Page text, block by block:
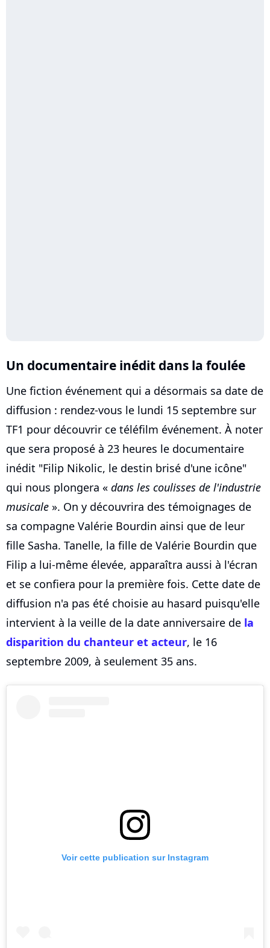
Un documentaire inédit dans la foulée
Une fiction événement qui a désormais sa date de
diffusion : rendez-vous le lundi 15 septembre sur
TF1 pour découvrir ce téléfilm événement. À noter
que sera proposé à 23 heures le documentaire
inédit "Filip Nikolic, le destin brisé d'une icône"
qui nous plongera « dans les coulisses de l'industrie
musicale ». On y découvrira des témoignages de
sa compagne Valérie Bourdin ainsi que de leur
fille Sasha. Tanelle, la fille de Valérie Bourdin que
Filip a lui-même élevée, apparaîtra aussi à l'écran
et se confiera pour la première fois. Cette date de
diffusion n'a pas été choisie au hasard puisqu'elle
intervient à la veille de la date anniversaire de la
disparition du chanteur et acteur, le 16
septembre 2009, à seulement 35 ans.
Voir cette publication sur Instagram